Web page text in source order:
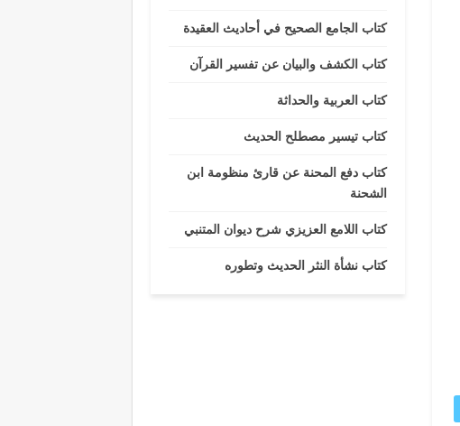
كتاب الجامع الصحيح في أحاديث العقيدة
كتاب الكشف والبيان عن تفسير القرآن
كتاب العربية والحداثة
كتاب تيسير مصطلح الحديث
كتاب دفع المحنة عن قارئ منظومة ابن
الشحنة
كتاب اللامع العزيزي شرح ديوان المتنبي
كتاب نشأة النثر الحديث وتطوره